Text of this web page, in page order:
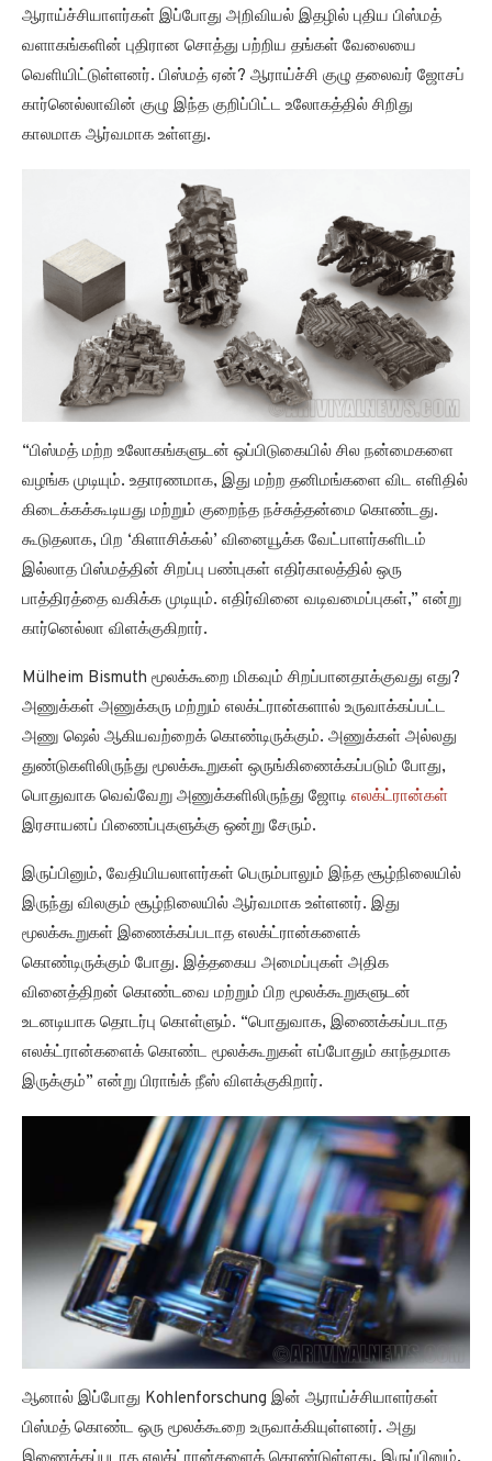
ஆராய்ச்சியாளர்கள் இப்போது அறிவியல் இதழில் புதிய பிஸ்மத்
வளாகங்களின் புதிரான சொத்து பற்றிய தங்கள் வேலையை
வெளியிட்டுள்ளனர். பிஸ்மத் ஏன்? ஆராய்ச்சி குழு தலைவர் ஜோசப்
கார்னெல்லாவின் குழு இந்த குறிப்பிட்ட உலோகத்தில் சிறிது
காலமாக ஆர்வமாக உள்ளது.
“பிஸ்மத் மற்ற உலோகங்களுடன் ஒப்பிடுகையில் சில நன்மைகளை
வழங்க முடியும். உதாரணமாக, இது மற்ற தனிமங்களை விட எளிதில்
கிடைக்கக்கூடியது மற்றும் குறைந்த நச்சுத்தன்மை கொண்டது.
கூடுதலாக, பிற ‘கிளாசிக்கல்’ வினையூக்க வேட்பாளர்களிடம்
இல்லாத பிஸ்மத்தின் சிறப்பு பண்புகள் எதிர்காலத்தில் ஒரு
பாத்திரத்தை வகிக்க முடியும். எதிர்வினை வடிவமைப்புகள்,” என்று
கார்னெல்லா விளக்குகிறார்.
Mülheim Bismuth மூலக்கூறை மிகவும் சிறப்பானதாக்குவது எது?
அணுக்கள் அணுக்கரு மற்றும் எலக்ட்ரான்களால் உருவாக்கப்பட்ட
அணு ஷெல் ஆகியவற்றைக் கொண்டிருக்கும். அணுக்கள் அல்லது
துண்டுகளிலிருந்து மூலக்கூறுகள் ஒருங்கிணைக்கப்படும் போது,
பொதுவாக வெவ்வேறு அணுக்களிலிருந்து ஜோடி எலக்ட்ரான்கள்
இரசாயனப் பிணைப்புகளுக்கு ஒன்று சேரும்.
இருப்பினும், வேதியியலாளர்கள் பெரும்பாலும் இந்த சூழ்நிலையில்
இருந்து விலகும் சூழ்நிலையில் ஆர்வமாக உள்ளனர். இது
மூலக்கூறுகள் இணைக்கப்படாத எலக்ட்ரான்களைக்
கொண்டிருக்கும் போது. இத்தகைய அமைப்புகள் அதிக
வினைத்திறன் கொண்டவை மற்றும் பிற மூலக்கூறுகளுடன்
உடனடியாக தொடர்பு கொள்ளும். “பொதுவாக, இணைக்கப்படாத
எலக்ட்ரான்களைக் கொண்ட மூலக்கூறுகள் எப்போதும் காந்தமாக
இருக்கும்” என்று பிராங்க் நீஸ் விளக்குகிறார்.
ஆனால் இப்போது Kohlenforschung இன் ஆராய்ச்சியாளர்கள்
பிஸ்மத் கொண்ட ஒரு மூலக்கூறை உருவாக்கியுள்ளனர். அது